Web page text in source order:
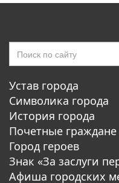
Устав города
Символика города
История города
Почетные граждане
Город героев
Знак «За заслуги
Афиша городских